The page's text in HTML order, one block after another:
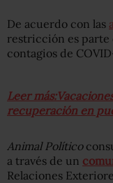
De acuerdo con las
restricción es parte
contagios de
Leer
recuperación en
Animal Político
a través de un
Relaciones